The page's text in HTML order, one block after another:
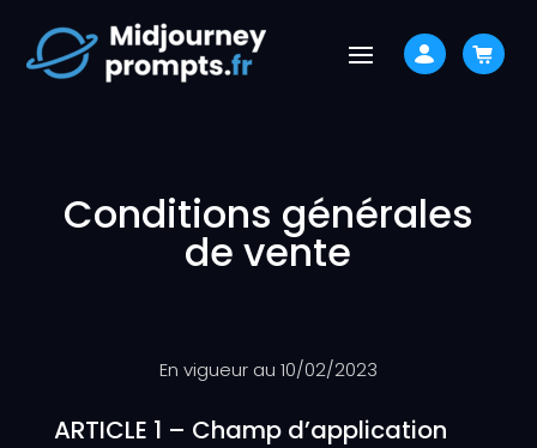
Conditions générales
de vente
En vigueur au 10/02/2023
ARTICLE 1 – Champ d’application